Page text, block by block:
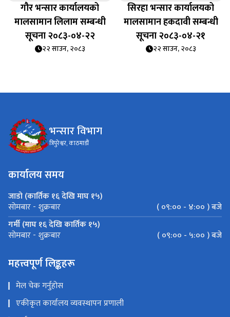
गौर भन्सार कार्यालयको
मालसामान लिलाम सम्बन्धी
सूचना २०८३-०४-२२
२२ साउन, २०८३
सिरहा भन्सार कार्यालयको
मालसामान हकदावी सम्बन्धी
सूचना २०८३-०४-२१
२२ साउन, २०८३
भन्सार विभाग
त्रिपुरेश्वर, काठमाडौं
कार्यालय समय
जाडो (कार्तिक १६ देखि माघ १५)
सोमबार - शुक्रबार
( ०९:०० - ४:०० ) बजे
गर्मी (माघ १६ देखि कार्तिक १५)
सोमबार - शुक्रबार ( ०९:०० - ५:०० ) बजे
महत्त्वपूर्ण लिङ्कहरू
मेल चेक गर्नुहोस
एकीकृत कार्यालय व्यवस्थापन प्रणाली